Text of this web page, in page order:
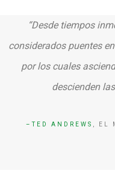
“Desde tiempos
considerados puentes
por los cuales
descienden
TED ANDREWS , EL